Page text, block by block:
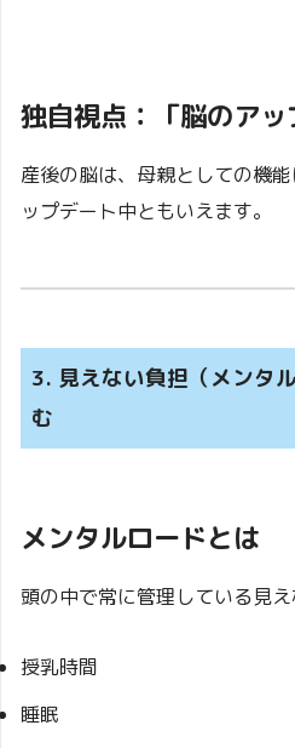
独自視点：「脳のアッ
産後の脳は、母親としての機
ップデート中ともいえます。
3. 見えない負担（メンタ
む
メンタルロードとは
頭の中で常に管理している見え
授乳時間
睡眠